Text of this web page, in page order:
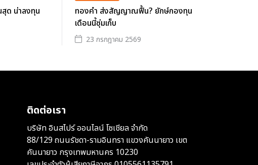
ด น่าลงทุน
ทองคำ ส่งสัญญาณฟื้น? ยักษ์กองทุน
เดือนนี้ซุ่มเก็บ
23 กรกฎาคม 2569
ติดต่อเรา
บริษัท อินสไปร์ ออนไลน์ โซเชียล จำกัด
88/129 ถนนรัชดา-รามอินทรา แขวงคันนายาว เขต
คันนายาว กรุงเทพมหานคร 10230